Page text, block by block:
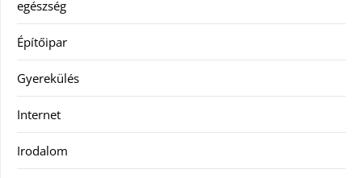
egészség
Építőipar
Gyerekülés
Internet
Irodalom